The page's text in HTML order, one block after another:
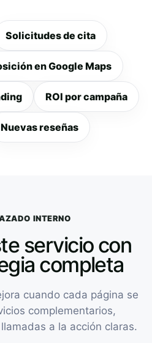
Solicitudes de cita
en Google Maps
ROI por campaña
Nuevas reseñas
INTERNO
servicio con
completa
cuando cada página se
complementarios,
a la acción claras.